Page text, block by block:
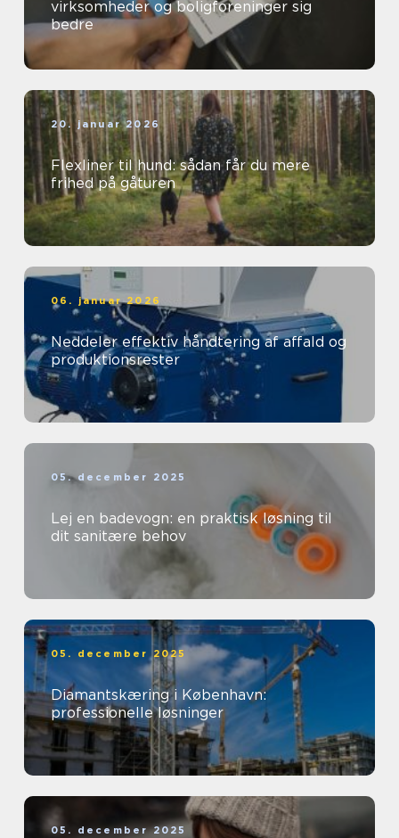
virksomheder og boligforeninger sig
bedre
20. januar 2026
Flexliner til hund: sådan får du mere
frihed på gåturen
06. januar 2026
Neddeler effektiv håndtering af affald og
produktionsrester
05. december 2025
Lej en badevogn: en praktisk løsning til
dit sanitære behov
05. december 2025
Diamantskæring i København:
professionelle løsninger
05. december 2025